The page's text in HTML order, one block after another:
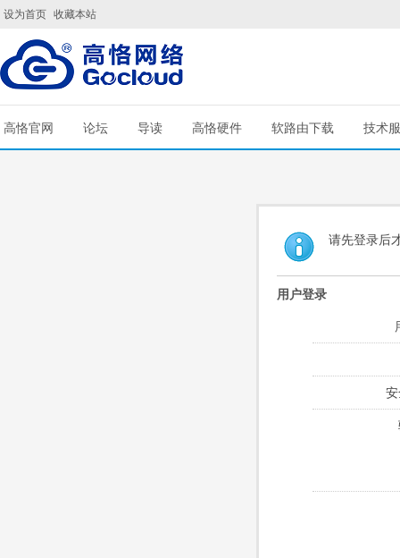
设为首页 收藏本站
高恪官网 论坛 导读 高恪硬件 软路由下载 技术
请先登录后
用户登录